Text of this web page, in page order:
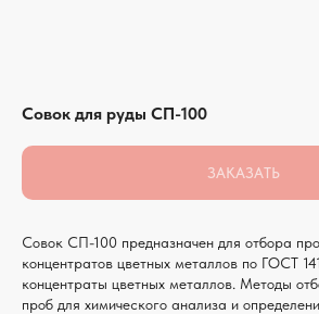
Совок для руды СП-100
ЗАКАЗАТЬ
Совок СП-100 предназначен для отбора
концентратов цветных металлов по ГОСТ
концентраты цветных металлов. Методы
проб для химического анализа и